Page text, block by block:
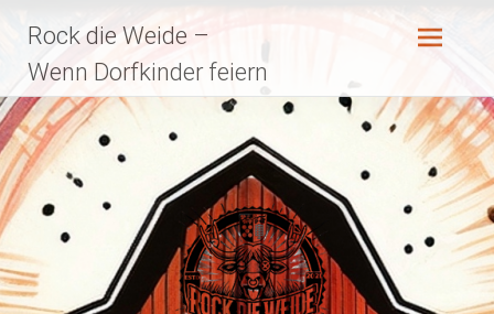
Inhalt
springen
Rock die Weide –
Wenn Dorfkinder feiern